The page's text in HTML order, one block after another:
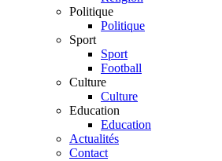
Politique
Politique
Sport
Sport
Football
Culture
Culture
Education
Education
Actualités
Contact